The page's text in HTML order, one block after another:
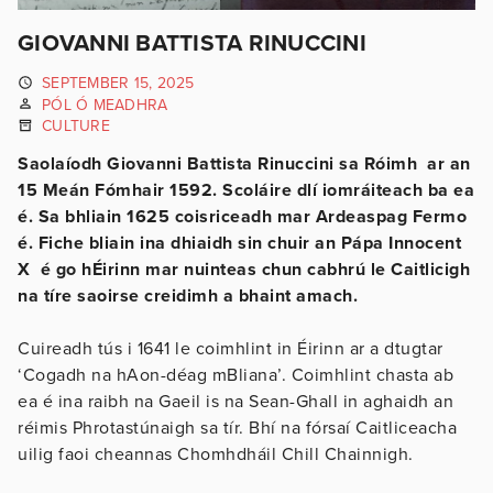
GIOVANNI BATTISTA RINUCCINI
SEPTEMBER 15, 2025
PÓL Ó MEADHRA
CULTURE
Saolaíodh Giovanni Battista Rinuccini sa Róimh ar an
15 Meán Fómhair 1592. Scoláire dlí iomráiteach ba ea
é. Sa bhliain 1625 coisriceadh mar Ardeaspag Fermo
é. Fiche bliain ina dhiaidh sin chuir an Pápa Innocent
X é go hÉirinn mar nuinteas chun cabhrú le Caitlicigh
na tíre saoirse creidimh a bhaint amach.
Cuireadh tús i 1641 le coimhlint in Éirinn ar a dtugtar
‘Cogadh na hAon-déag mBliana’. Coimhlint chasta ab
ea é ina raibh na Gaeil is na Sean-Ghall in aghaidh an
réimis Phrotastúnaigh sa tír. Bhí na fórsaí Caitliceacha
uilig faoi cheannas Chomhdháil Chill Chainnigh.